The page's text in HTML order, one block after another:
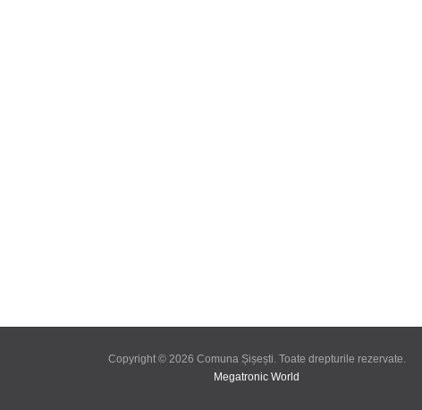
Copyright © 2026 Comuna Șișești. Toate drepturile rezervate.
Megatronic World